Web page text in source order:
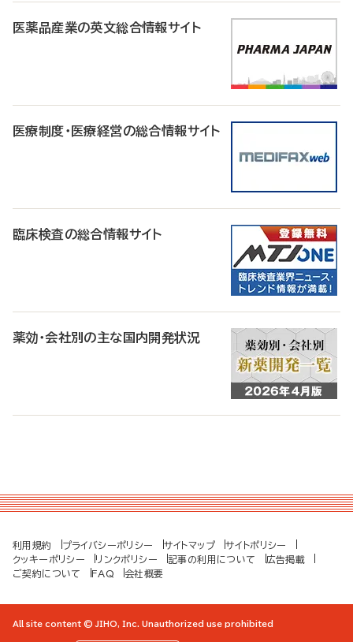
医薬品産業の英文総合情報サイト
医療制度・医療経営の総合情報サイト
臨床検査の総合情報サイト
薬効・会社別の主な国内開発状況
利用規約 プライバシーポリシー サイトマップ
サイトポリシー
クッキーポリシー
リンクポリシー 記事の利用について
広告掲載
ご契約について
FAQ 会社概要
All site content © JIHO, Inc. Unauthorized use prohibited